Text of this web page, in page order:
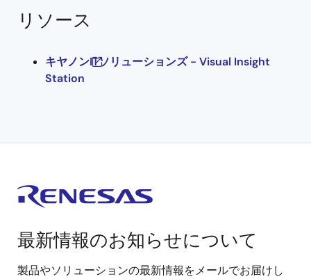
リソース
キヤノンITソリューションズ - Visual Insight
Station
最新情報のお知らせについて
製品やソリューションの最新情報をメールでお届けし